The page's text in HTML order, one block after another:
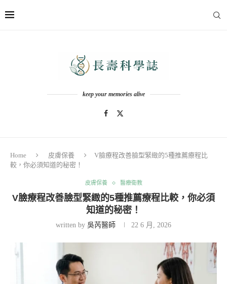
keep your memories alive
Home 皮膚保養
V臉療程改善臉型緊緻的5種推薦療程比
較，你必須知道的秘密！
皮膚保養 醫療衛教
V臉療程改善臉型緊緻的5種推薦療程比較，你必須
知道的秘密！
written by 吳芮醫師 22 6 月, 2026